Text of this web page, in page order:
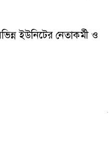
ইউনিটের নেতাকর্মী ও